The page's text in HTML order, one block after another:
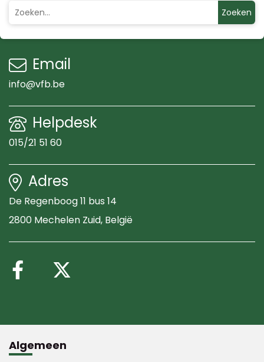
Zoeken
Email
info@vfb.be
Helpdesk
015/21 51 60
Adres
De Regenboog 11 bus 14
2800 Mechelen Zuid, België
Volg ons op Facebook
Algemeen